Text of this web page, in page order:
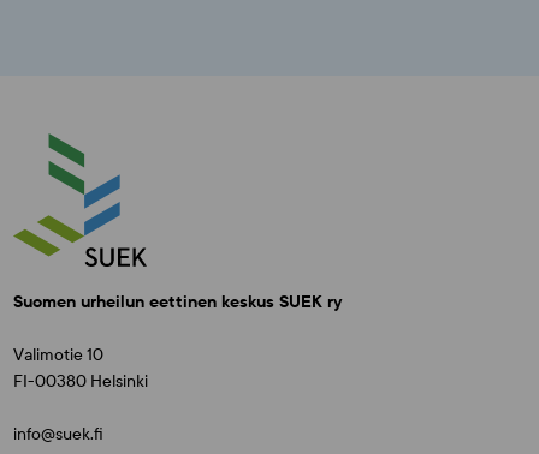
Suomen urheilun eettinen keskus SUEK ry
Valimotie 10
FI-00380 Helsinki
info@suek.fi